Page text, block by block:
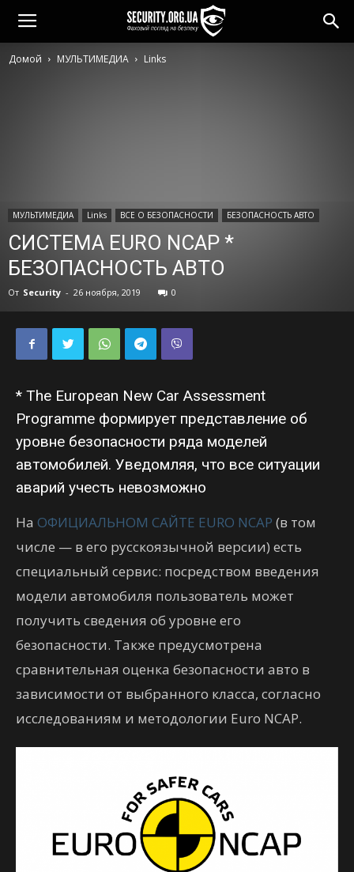
Домой МУЛЬТИМЕДИА Links
МУЛЬТИМЕДИА Links ВСЕ О БЕЗОПАСНОСТИ БЕЗОПАСНОСТЬ АВТО
СИСТЕМА EURO NCAP *
БЕЗОПАСНОСТЬ АВТО
От Security - 26 ноября, 2019 0
* The European New Car Assessment
Programme формирует представление об
уровне безопасности ряда моделей
автомобилей. Уведомляя, что все ситуации
аварий учесть невозможно
На ОФИЦИАЛЬНОМ САЙТЕ EURO NCAP (в том
числе — в его русскоязычной версии) есть
специальный сервис: посредством введения
модели автомобиля пользователь может
получить сведения об уровне его
безопасности. Также предусмотрена
сравнительная оценка безопасности авто в
зависимости от выбранного класса, согласно
исследованиям и методологии Euro NCAP.